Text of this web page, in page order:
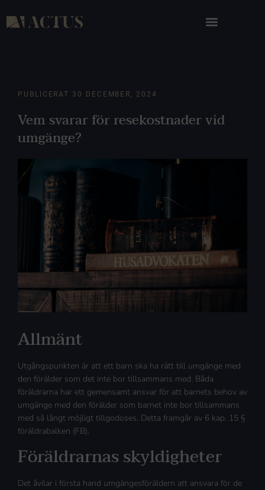
PUBLICERAT 30 DECEMBER, 2024
Vem svarar för resekostnader vid
umgänge?
Allmänt
Utgångspunkten är att ett barn ska ha rätt till umgänge med
den förälder som det inte bor tillsammans med. Båda
föräldrarna har ett gemensamt ansvar för att barnets behov av
umgänge med den förälder som barnet inte bor tillsammans
med så långt möjligt tillgodoses. Detta framgår av 6 kap. 15 §
föräldrabalken (FB).
Föräldrarnas skyldigheter
Det åvilar i första hand umgängesföräldern att ansvara för de